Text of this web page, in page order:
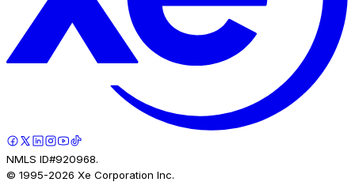
NMLS ID#920968.
© 1995-2026 Xe Corporation Inc.